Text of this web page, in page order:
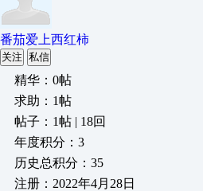
番茄爱上西红柿
关注 私信
精华：0帖
求助：1帖
帖子：1帖 | 18回
年度积分：3
历史总积分：35
注册：2022年4月28日